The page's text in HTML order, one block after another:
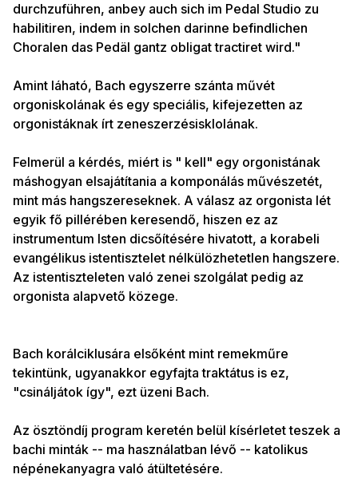
durchzuführen, anbey auch sich im Pedal Studio zu
habilitiren, indem in solchen darinne befindlichen
Choralen das Pedäl gantz obligat tractiret wird."
Amint láható, Bach egyszerre szánta művét
orgoniskolának és egy speciális, kifejezetten az
orgonistáknak írt zeneszerzésisklolának.
Felmerül a kérdés, miért is " kell" egy orgonistának
máshogyan elsajátítania a komponálás művészetét,
mint más hangszereseknek. A válasz az orgonista lét
egyik fő pillérében keresendő, hiszen ez az
instrumentum Isten dicsőítésére hivatott, a korabeli
evangélikus istentisztelet nélkülözhetetlen hangszere.
Az istentiszteleten való zenei szolgálat pedig az
orgonista alapvető közege.
Bach korálciklusára elsőként mint remekműre
tekintünk, ugyanakkor egyfajta traktátus is ez,
"csináljátok így", ezt üzeni Bach.
Az ösztöndíj program keretén belül kísérletet teszek a
bachi minták -- ma használatban lévő -- katolikus
népénekanyagra való átültetésére.